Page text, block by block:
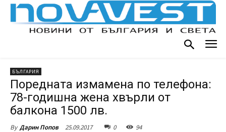
БЪЛГАРИЯ
Поредната измамена по телефона:
78-годишна жена хвърли от
балкона 1500 лв.
By Дарин Попов 25.09.2017 0 94